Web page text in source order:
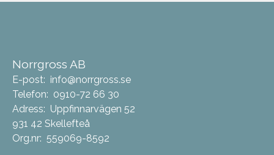
Norrgross AB
E-post: info@norrgross.se
Telefon: 0910-72 66 30
Adress: Uppfinnarvägen 52
931 42 Skellefteå
Org.nr: 559069-8592